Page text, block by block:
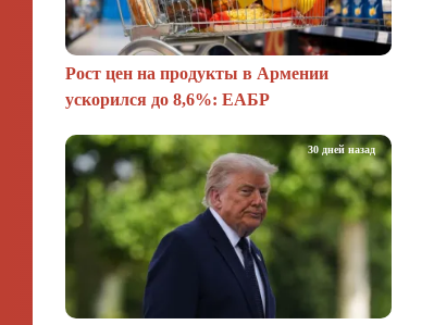
Рост цен на продукты в Армении
ускорился до 8,6%: ЕАБР
30 дней назад